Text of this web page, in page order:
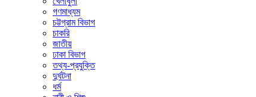
গণমাধ্যম
চট্টগ্রাম বিভাগ
চাকরি
জাতীয়
ঢাকা বিভাগ
তথ্য-প্রযুক্তি
দুর্ঘটনা
ধর্ম